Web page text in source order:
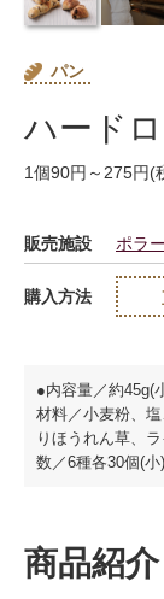
パン
ハード
1個90円～275円(
販売施設 ポラ
購入方法
●内容量／約
材料／小麦粉、
りほうれん草、
数／6種各30個(小
商品紹介